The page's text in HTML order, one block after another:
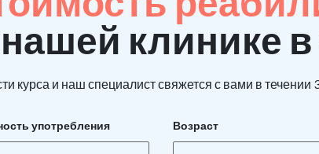
клинике
курса и наш специалист свяжется с вами в течении
употребления Возраст